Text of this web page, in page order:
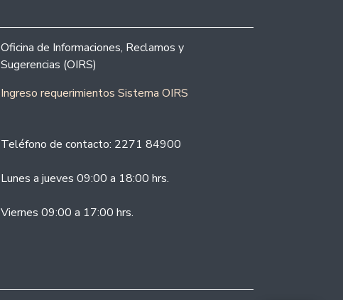
Oficina de Informaciones, Reclamos y
Sugerencias (OIRS)
Ingreso requerimientos Sistema OIRS
Teléfono de contacto: 2271 84900
Lunes a jueves 09:00 a 18:00 hrs.
Viernes 09:00 a 17:00 hrs.